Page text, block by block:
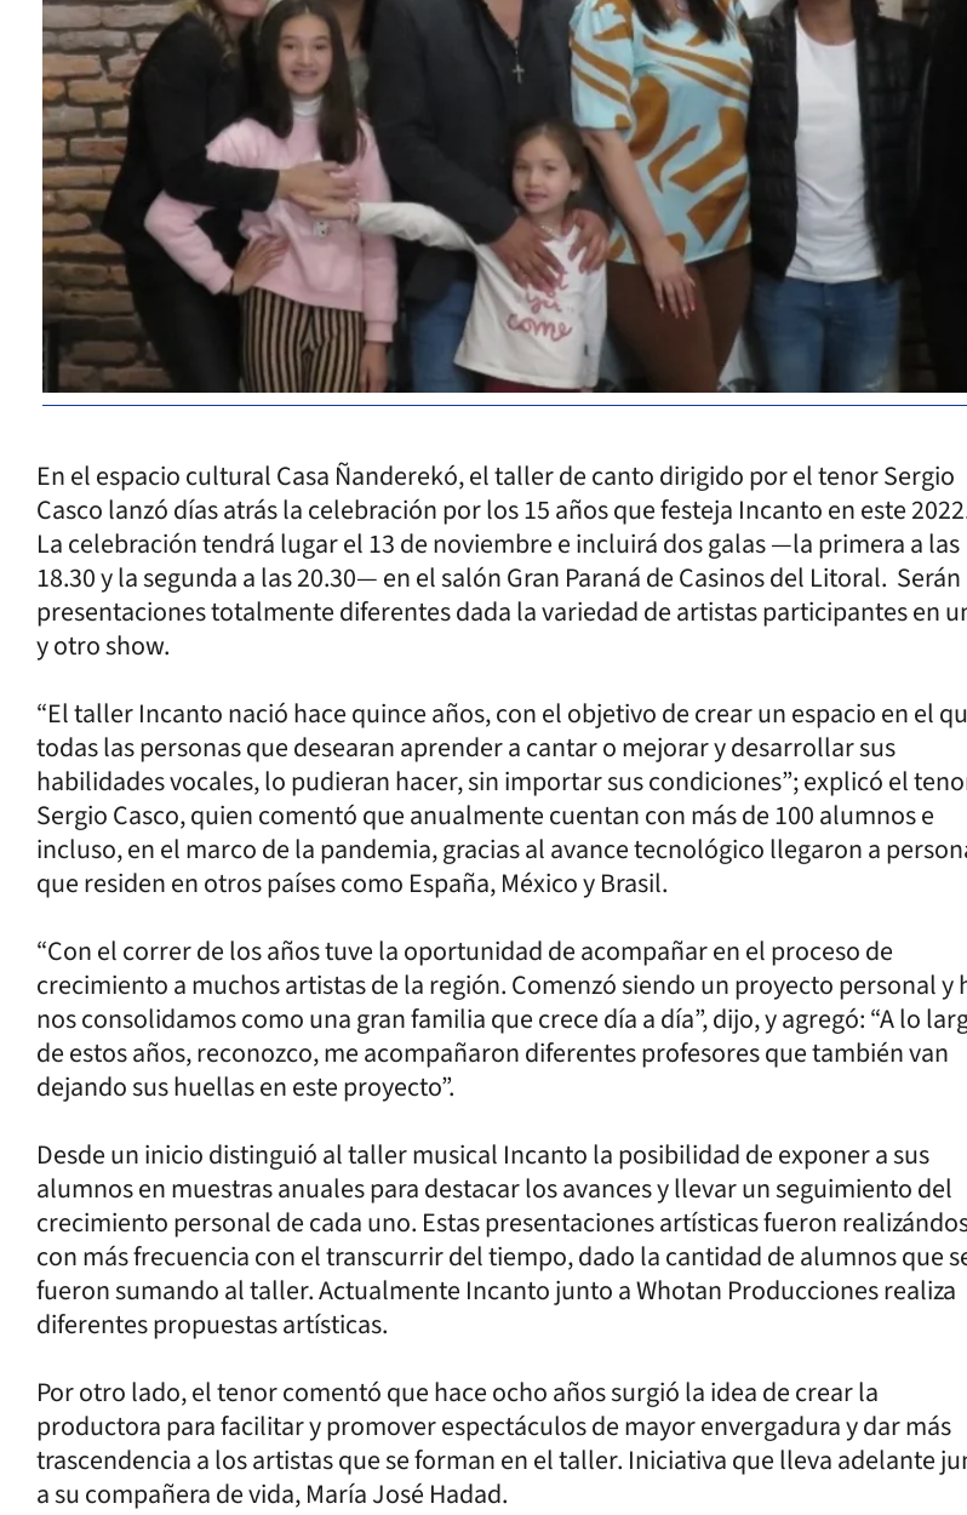
En el espacio cultural Casa Ñanderekó, el taller de canto dirigido por el tenor Sergio
Casco lanzó días atrás la celebración por los 15 años que festeja Incanto en este
La celebración tendrá lugar el 13 de noviembre e incluirá dos galas —la primera a las
18.30 y la segunda a las 20.30— en el salón Gran Paraná de Casinos del Litoral. Serán
presentaciones totalmente diferentes dada la variedad de artistas participantes en
y otro show.
“El taller Incanto nació hace quince años, con el objetivo de crear un espacio en el
todas las personas que desearan aprender a cantar o mejorar y desarrollar sus
habilidades vocales, lo pudieran hacer, sin importar sus condiciones”; explicó el
Sergio Casco, quien comentó que anualmente cuentan con más de 100 alumnos e
incluso, en el marco de la pandemia, gracias al avance tecnológico llegaron a
que residen en otros países como España, México y Brasil.
“Con el correr de los años tuve la oportunidad de acompañar en el proceso de
crecimiento a muchos artistas de la región. Comenzó siendo un proyecto personal y
nos consolidamos como una gran familia que crece día a día”, dijo, y agregó: “A lo
de estos años, reconozco, me acompañaron diferentes profesores que también van
dejando sus huellas en este proyecto”.
Desde un inicio distinguió al taller musical Incanto la posibilidad de exponer a sus
alumnos en muestras anuales para destacar los avances y llevar un seguimiento del
crecimiento personal de cada uno. Estas presentaciones artísticas fueron
con más frecuencia con el transcurrir del tiempo, dado la cantidad de alumnos que
fueron sumando al taller. Actualmente Incanto junto a Whotan Producciones realiza
diferentes propuestas artísticas.
Por otro lado, el tenor comentó que hace ocho años surgió la idea de crear la
productora para facilitar y promover espectáculos de mayor envergadura y dar más
trascendencia a los artistas que se forman en el taller. Iniciativa que lleva adelante
a su compañera de vida, María José Hadad.